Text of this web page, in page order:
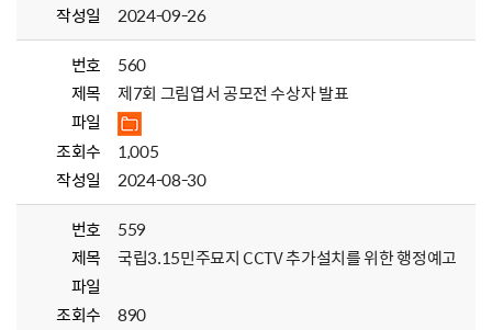
작성일
2024-09-26
번호
560
제목
제7회 그림엽서 공모전 수상자 발표
파일
조회수
1,005
작성일
2024-08-30
번호
559
제목
국립3.15민주묘지 CCTV 추가설치를 위한 행정예고
파일
조회수
890